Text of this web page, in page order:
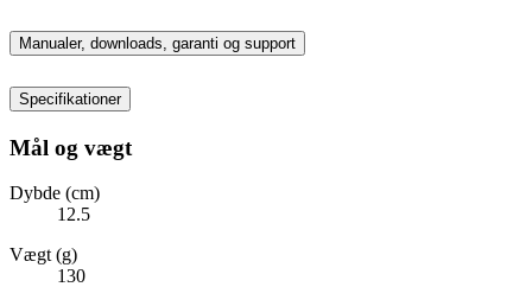
Manualer, downloads, garanti og support
Specifikationer
Mål og vægt
Dybde (cm)
12.5
Vægt (g)
130